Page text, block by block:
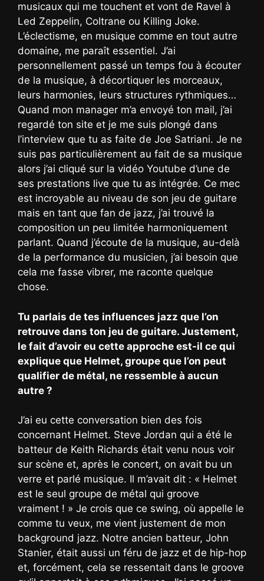
musicaux qui me touchent et vont de Ravel à
Led Zeppelin, Coltrane ou Killing Joke.
L’éclectisme, en musique comme en tout autre
domaine, me paraît essentiel. J’ai
personnellement passé un temps fou à écouter
de la musique, à décortiquer les morceaux,
leurs harmonies, leurs structures rythmiques…
Quand mon manager m’a envoyé ton mail, j’ai
regardé ton site et je me suis plongé dans
l’interview que tu as faite de Joe Satriani. Je ne
suis pas particulièrement au fait de sa musique
alors j’ai cliqué sur la vidéo Youtube d’une de
ses prestations live que tu as intégrée. Ce mec
est incroyable au niveau de son jeu de guitare
mais en tant que fan de jazz, j’ai trouvé la
composition un peu limitée harmoniquement
parlant. Quand j’écoute de la musique, au-delà
de la performance du musicien, j’ai besoin que
cela me fasse vibrer, me raconte quelque
chose.
Tu parlais de tes influences jazz que l’on
retrouve dans ton jeu de guitare. Justement,
le fait d’avoir eu cette approche est-il ce qui
explique que Helmet, groupe que l’on peut
qualifier de métal, ne ressemble à aucun
autre ?
J’ai eu cette conversation bien des fois
concernant Helmet. Steve Jordan qui a été le
batteur de Keith Richards était venu nous voir
sur scène et, après le concert, on avait bu un
verre et parlé musique. Il m’avait dit : « Helmet
est le seul groupe de métal qui groove
vraiment ! » Je crois que ce swing, où appelle le
comme tu veux, me vient justement de mon
background jazz. Notre ancien batteur, John
Stanier, était aussi un féru de jazz et de hip-hop
et, forcément, cela se ressentait dans le groove